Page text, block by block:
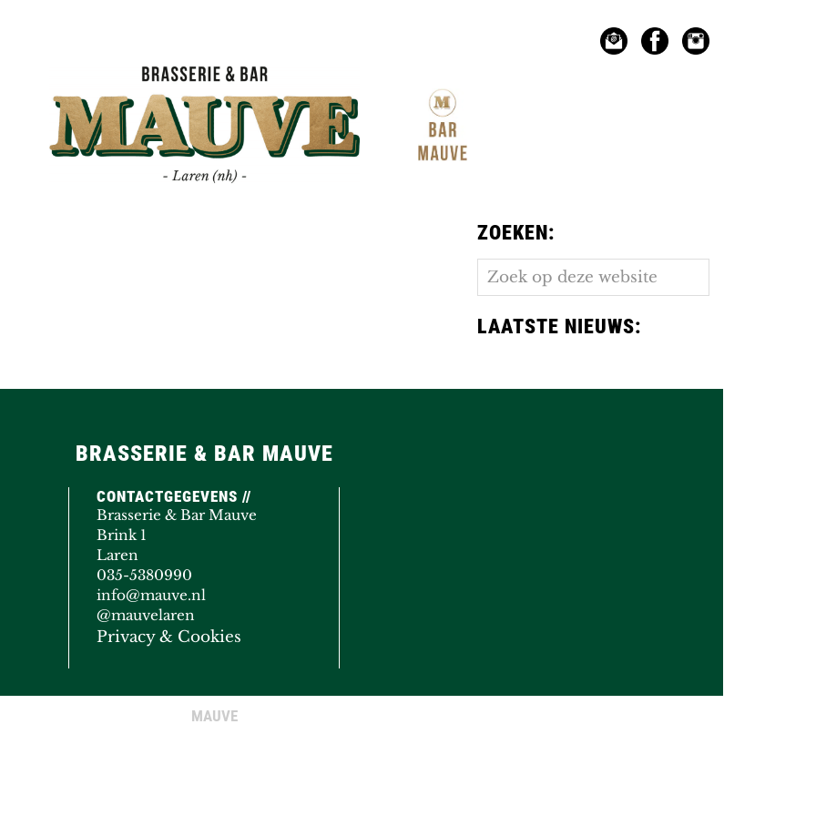
ZOEKEN:
Zoek
op
deze
website
LAATSTE NIEUWS:
BRASSERIE & BAR MAUVE
CONTACTGEGEVENS //
Brasserie & Bar Mauve
Brink 1
Laren
035-5380990
info@mauve.nl
@mauvelaren
Privacy & Cookies
MAUVE· ALL RIGHTS RESERVED